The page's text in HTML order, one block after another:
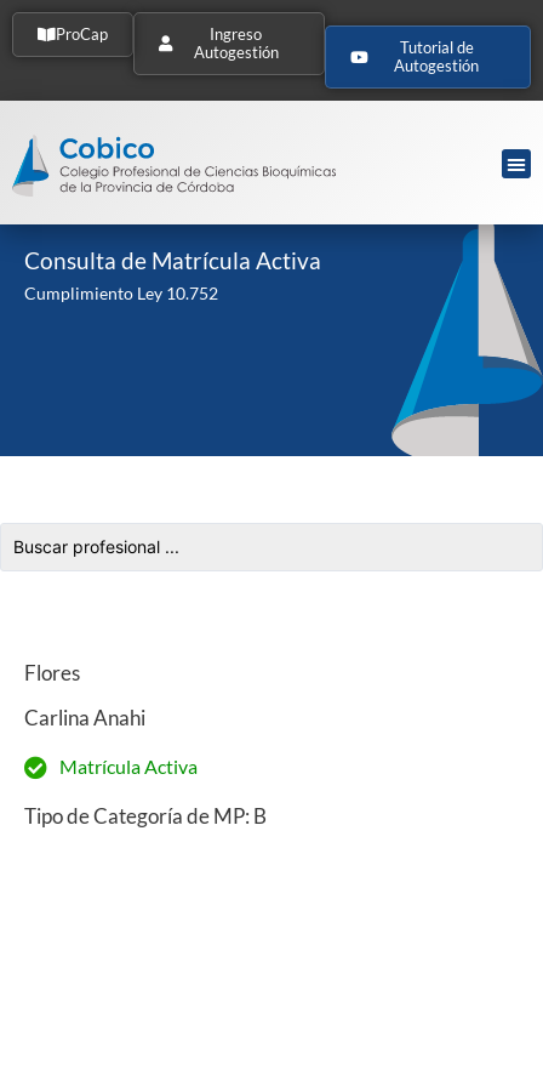
ProCap
Ingreso
Autogestión
Tutorial de
Autogestión
Consulta de Matrícula Activa
Cumplimiento Ley 10.752
Flores
Carlina Anahi
Matrícula Activa
Tipo de Categoría de MP: B